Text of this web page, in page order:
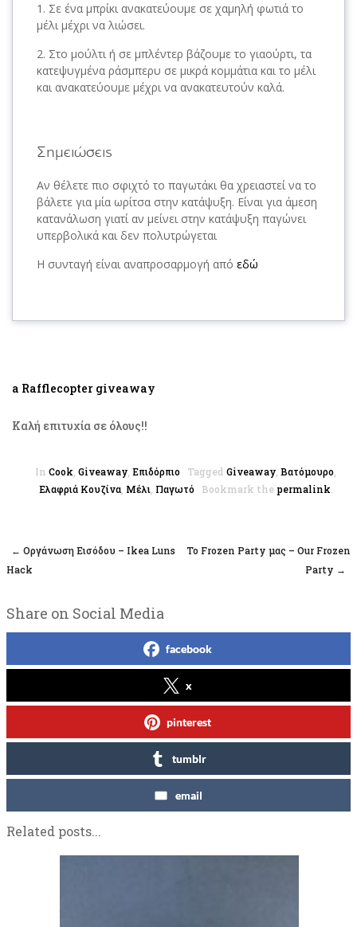
Σε ένα μπρίκι ανακατεύουμε σε χαμηλή φωτιά το
μέλι μέχρι να λιώσει.
Στο μούλτι ή σε μπλέντερ βάζουμε το γιαούρτι, τα
κατεψυγμένα ράσμπερυ σε μικρά κομμάτια και το μέλι
και ανακατεύουμε μέχρι να ανακατευτούν καλά.
Σημειώσεις
Αν θέλετε πιο σφιχτό το παγωτάκι θα χρειαστεί να το
βάλετε για μία ωρίτσα στην κατάψυξη. Είναι για άμεση
κατανάλωση γιατί αν μείνει στην κατάψυξη παγώνει
υπερβολικά και δεν πολυτρώγεται
Η συνταγή είναι αναπροσαρμογή από εδώ
a Rafflecopter giveaway
Καλή επιτυχία σε όλους!!
In Cook Giveaway Επιδόρπιο Tagged Giveaway Βατόμουρο
Ελαφριά Κουζίνα, Μέλι, ΠαγωτόBookmark the permalink
Post navigation
← Οργάνωση Εισόδου – Ikea Luns
Hack
Το Frozen Party μας – Our Frozen
Party →
Share on Social Media
facebook
x
pinterest
tumblr
email
Related posts...